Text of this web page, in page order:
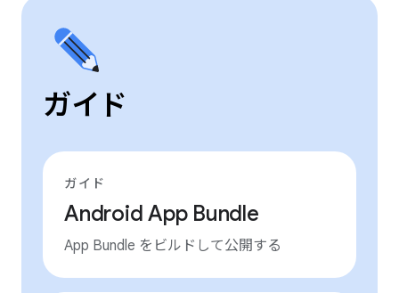
ガイド
ガイド
Android App Bundle
App Bundle をビルドして公開する